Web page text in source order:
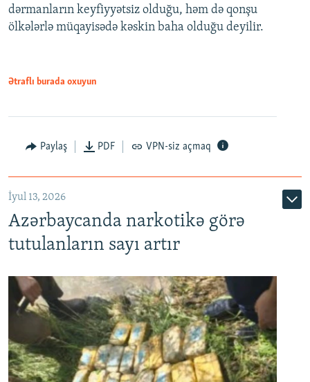
dərmanların keyfiyyətsiz olduğu, həm də qonşu
ölkələrlə müqayisədə kəskin baha olduğu deyilir.
Ətraflı burada oxuyun
Paylaş PDF VPN-siz açmaq
İyul 13, 2026
Azərbaycanda narkotikə görə
tutulanların sayı artır